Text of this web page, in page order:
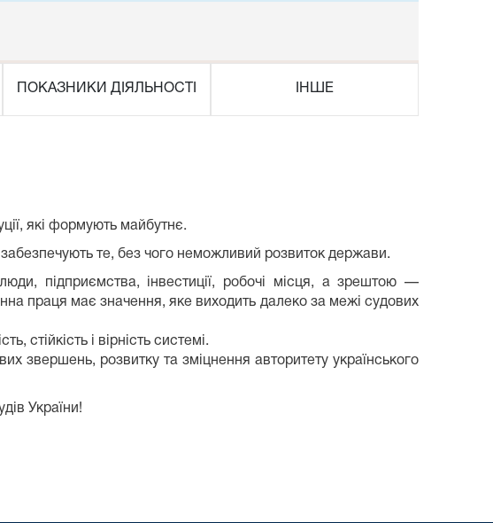
ПОКАЗНИКИ ДІЯЛЬНОСТІ ІНШЕ
які формують майбутнє.
те, без чого неможливий розвиток держави.
підприємства, інвестиції, робочі місця, а зрештою —
праця має значення, яке виходить далеко за межі судових
стійкість і вірність системі.
звершень, розвитку та зміцнення авторитету українського
України!